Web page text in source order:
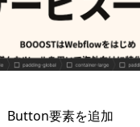
Button要素を追加